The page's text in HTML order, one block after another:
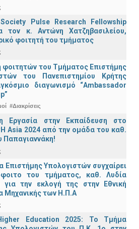
Pulse Research Fellowship
τον κ. Αντώνη Χατζηβασιλείου,
φοιτητή του τμήματος
φοιτητών του Τμήματος Επιστήμης
του Πανεπιστημίου Κρήτης
διαγωνισμό “Ambassador
#Διακρίσεις
Εργασία στην Εκπαίδευση στο
Asia 2024 από την ομάδα του καθ.
Παπαγιαννάκη!
Επιστήμης Υπολογιστών συγχαίρει
του τμήματος, καθ. Λυδία
για την εκλογή της στην Εθνική
Μηχανικής των Η.Π.Α
Education 2025: Το Τμήμα